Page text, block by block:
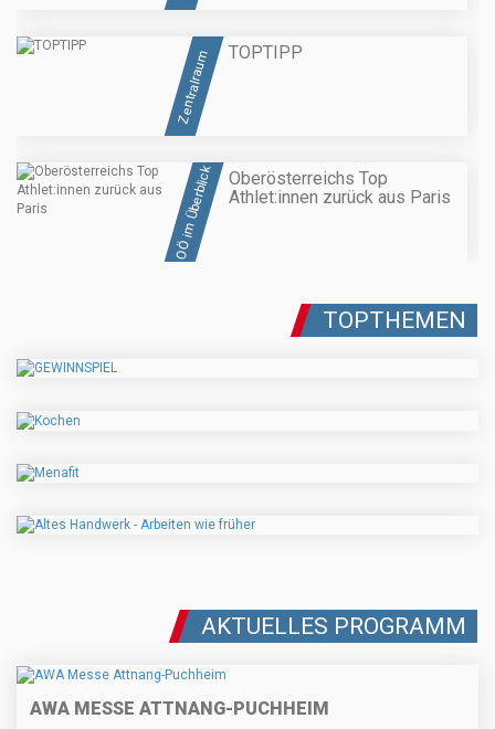
Zentralraum TOPTIPP
OÖ im Überblick
Oberösterreichs Top
Athlet:innen zurück aus Paris
TOPTHEMEN
AKTUELLES PROGRAMM
AWA MESSE ATTNANG-PUCHHEIM